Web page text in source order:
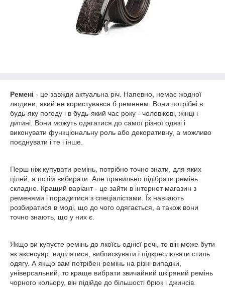
Ремені - це завжди актуальна річ. Напевно, немає жодної
людини, який не користувався б ременем. Вони потрібні в
будь-яку погоду і в будь-який час року - чоловікові, жінці і
дитині. Вони можуть одягатися до самої різної одязі і
виконувати функціональну роль або декоративну, а можливо
поєднувати і те і інше.
Перш ніж купувати ремінь, потрібно точно знати, для яких
цілей, а потім вибирати. Але правильно підібрати ремінь
складно. Кращий варіант - це зайти в інтернет магазин з
ременями і порадитися з спеціалістами. Їх навчають
розбиратися в моді, що до чого одягається, а також вони
точно знають, що у них є.
Якщо ви купуєте ремінь до якоїсь однієї речі, то він може бути
як аксесуар: виділятися, виблискувати і підкреслювати стиль
одягу. А якщо вам потрібен ремінь на різні випадки,
універсальний, то краще вибрати звичайний шкіряний ремінь
чорного кольору, він підійде до більшості брюк і джинсів.